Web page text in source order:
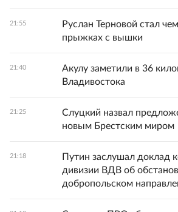
21:55
Руслан Терновой стал
прыжках с вышки
21:40
Акулу заметили в 36
Владивостока
21:25
Слуцкий назвал
новым Брестским миром
21:18
Путин заслушал доклад
дивизии ВДВ об
добропольском